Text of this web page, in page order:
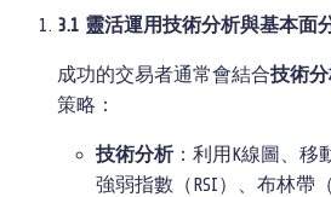
3.1 靈活運用技術分析與基本面
成功的交易者通常會結合技術
策略：
技術分析：利用K線圖、移
強弱指數（RSI）、布林帶